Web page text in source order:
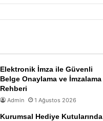
Elektronik İmza ile Güvenli
Belge Onaylama ve İmzalama
Rehberi
Admin 1 Ağustos 2026
Kurumsal Hediye Kutularında